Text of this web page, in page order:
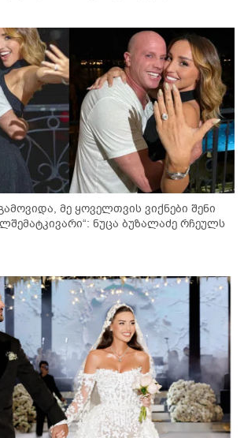
მე ყოველთვის ვიქნები შენი
ნუცა ბუზალაძე რჩეულს